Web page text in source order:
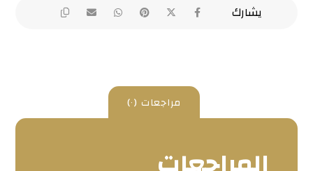
مراجعات (٠)